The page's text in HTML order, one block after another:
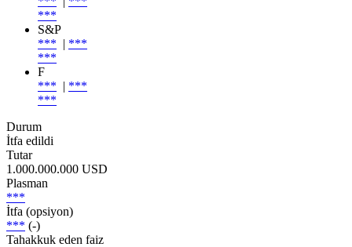
***
S&P
*** | ***
***
F
*** | ***
***
Durum
İtfa edildi
Tutar
1.000.000.000 USD
Plasman
***
İtfa (opsiyon)
*** (-)
Tahakkuk eden faiz